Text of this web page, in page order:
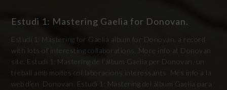
Estudi 1: Mastering Gaelia for Donovan.
Estudi 1: Mastering for Gaelia album for Donovan, a record
with lots of interesting collaborations. More info at Donovan
site. Estudi 1: Mastering de l’àlbum Gaelia per Donovan, un
treball amb moltes col.laboracions interessants. Més info a la
web d’en Donovan. Estudi 1: Mastering del álbum Gaelia para